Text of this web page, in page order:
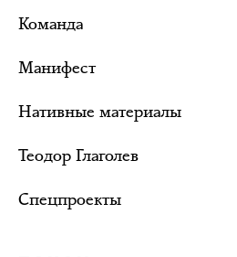
Команда
Манифест
Нативные материалы
Теодор Глаголев
Спецпроекты